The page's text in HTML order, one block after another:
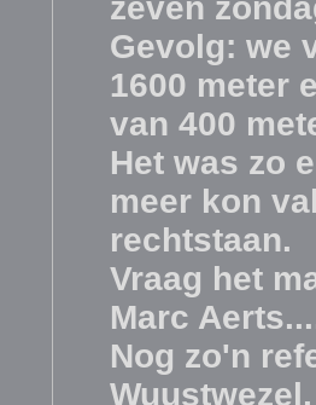
zeven
Gevolg: we
1600 meter
van 400
Het was zo
meer kon
rechtstaan.
Vraag het
Marc
Nog zo'n